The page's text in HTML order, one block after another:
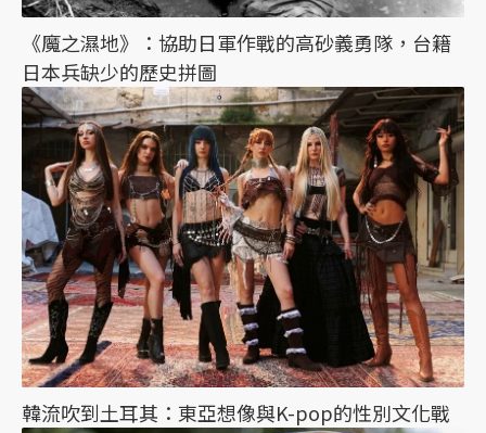
《魔之濕地》：協助日軍作戰的高砂義勇隊，台籍
日本兵缺少的歷史拼圖
韓流吹到土耳其：東亞想像與K-pop的性別文化戰